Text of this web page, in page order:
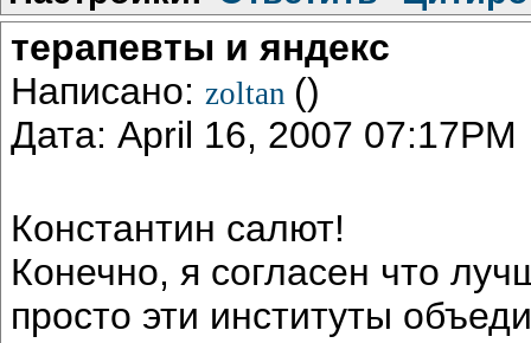
терапевты и яндекс
Написано: zoltan ()
Дата: April 16, 2007 07:17PM
Константин салют!
Конечно, я согласен что
просто эти институты